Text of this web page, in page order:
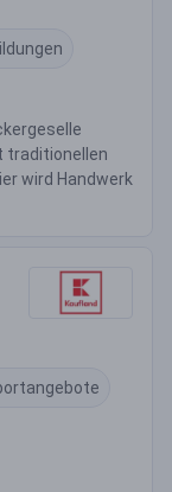
traditionellen
wird Handwerk